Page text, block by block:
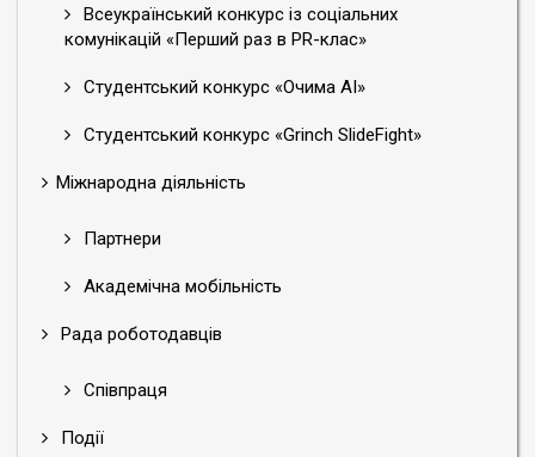
Всеукраїнський конкурс із соціальних
комунікацій «Перший раз в PR-клас»
Студентський конкурс «Очима АІ»
Студентський конкурс «Grinch SlideFight»
Міжнародна діяльність
Партнери
Академічна мобільність
Рада роботодавців
Співпраця
Події